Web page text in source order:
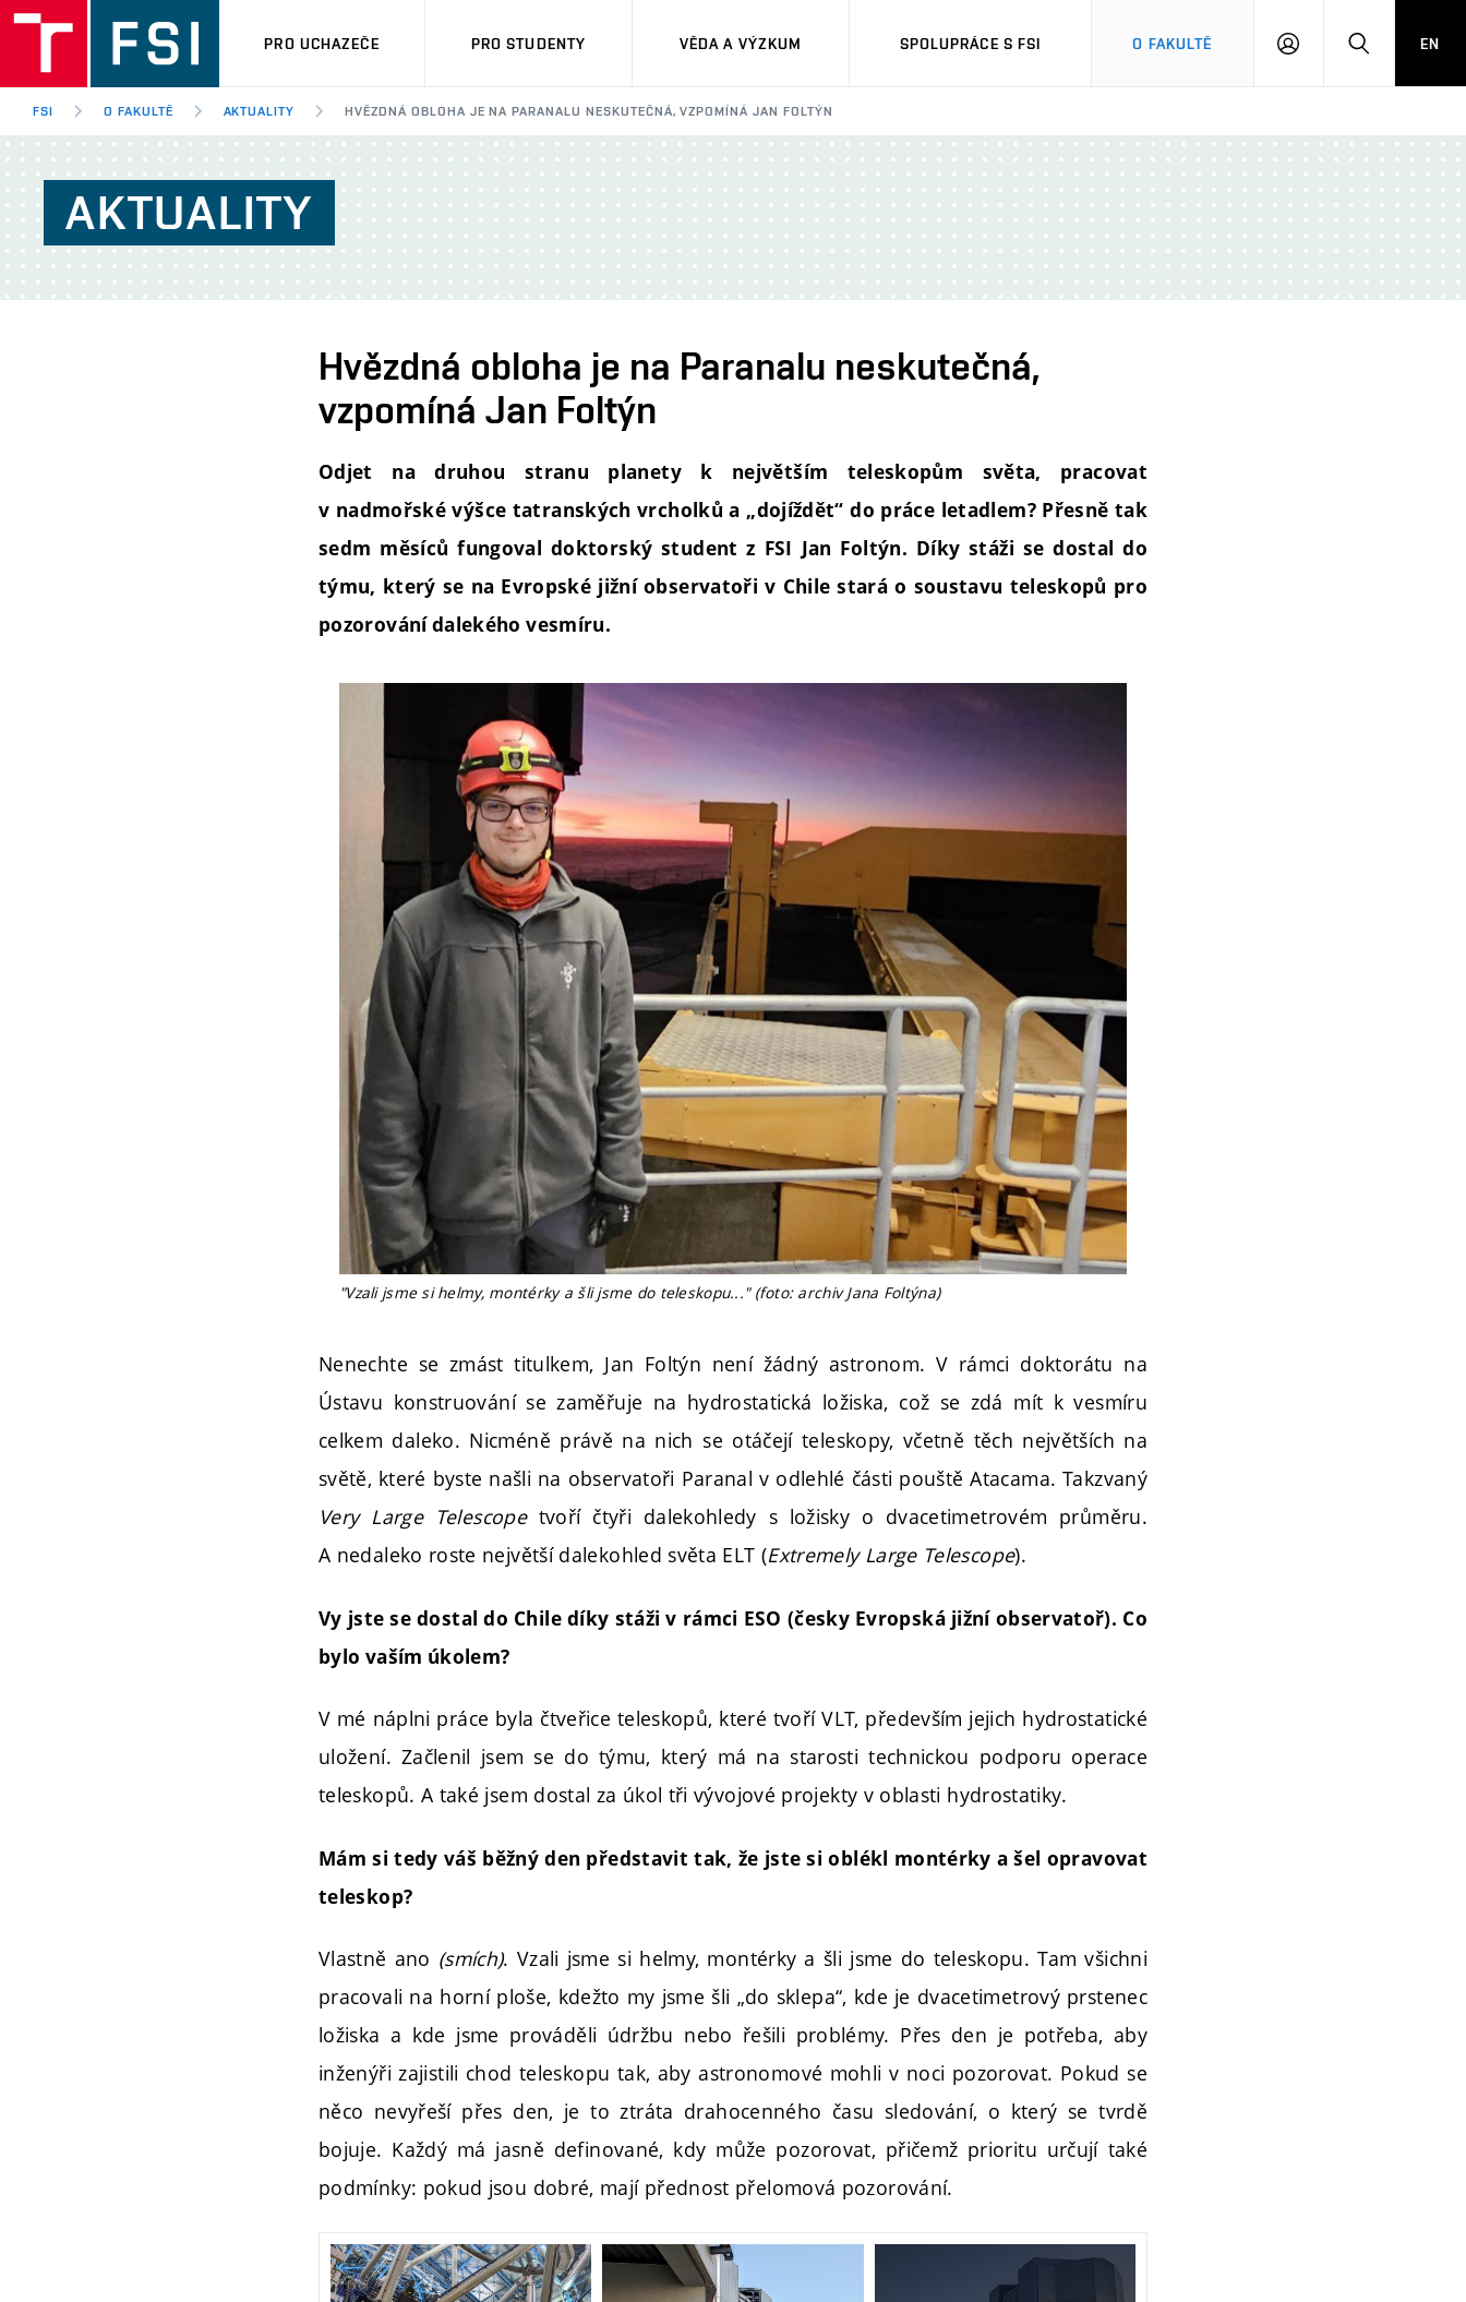
PRO UCHAZEČE PRO STUDENTY VĚDA A VÝZKUM SPOLUPRÁCE S FSI O FAKULTĚ
PŘIHLÁŠENÍHLEDAT
EN
FSI O FAKULTĚ AKTUALITY HVĚZDNÁ OBLOHA JE NA PARANALU NESKUTEČNÁ, VZPOMÍNÁ JAN FOLTÝN
AKTUALITY
Hvězdná obloha je na Paranalu neskutečná,
vzpomíná Jan Foltýn
Odjet na druhou stranu planety k největším teleskopům světa, pracovat
v nadmořské výšce tatranských vrcholků a „dojíždět“ do práce letadlem? Přesně tak
sedm měsíců fungoval doktorský student z FSI Jan Foltýn. Díky stáži se dostal do
týmu, který se na Evropské jižní observatoři v Chile stará o soustavu teleskopů pro
pozorování dalekého vesmíru.
"Vzali jsme si helmy, montérky a šli jsme do teleskopu..." (foto: archiv Jana Foltýna)
Nenechte se zmást titulkem, Jan Foltýn není žádný astronom. V rámci doktorátu na
Ústavu konstruování se zaměřuje na hydrostatická ložiska, což se zdá mít k vesmíru
celkem daleko. Nicméně právě na nich se otáčejí teleskopy, včetně těch největších na
světě, které byste našli na observatoři Paranal v odlehlé části pouště Atacama. Takzvaný
Very Large Telescope tvoří čtyři dalekohledy s ložisky o dvacetimetrovém průměru.
A nedaleko roste největší dalekohled světa ELT (Extremely Large Telescope).
Vy jste se dostal do Chile díky stáži v rámci ESO (česky Evropská jižní observatoř). Co
bylo vaším úkolem?
V mé náplni práce byla čtveřice teleskopů, které tvoří VLT, především jejich hydrostatické
uložení. Začlenil jsem se do týmu, který má na starosti technickou podporu operace
teleskopů. A také jsem dostal za úkol tři vývojové projekty v oblasti hydrostatiky.
Mám si tedy váš běžný den představit tak, že jste si oblékl montérky a šel opravovat
teleskop?
Vlastně ano (smích). Vzali jsme si helmy, montérky a šli jsme do teleskopu. Tam všichni
pracovali na horní ploše, kdežto my jsme šli „do sklepa“, kde je dvacetimetrový prstenec
ložiska a kde jsme prováděli údržbu nebo řešili problémy. Přes den je potřeba, aby
inženýři zajistili chod teleskopu tak, aby astronomové mohli v noci pozorovat. Pokud se
něco nevyřeší přes den, je to ztráta drahocenného času sledování, o který se tvrdě
bojuje. Každý má jasně definované, kdy může pozorovat, přičemž prioritu určují také
podmínky: pokud jsou dobré, mají přednost přelomová pozorování.